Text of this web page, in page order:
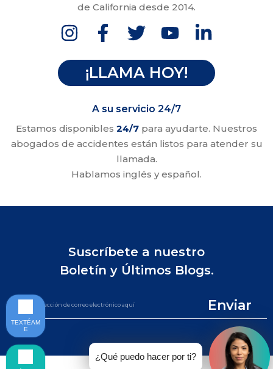
de California desde 2014.
¡LLAMA HOY!
A su servicio 24/7
Estamos disponibles 24/7 para ayudarte. Nuestros
abogados de accidentes están listos para atender su
llamada.
Hablamos inglés y español.
Suscríbete a nuestro
Boletín y Últimos Blogs.
Enviar
¿Qué puedo hacer por ti?
TEXTÉAM
E